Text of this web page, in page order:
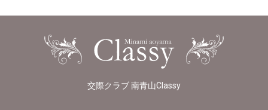
交際クラブ 南青山Classy